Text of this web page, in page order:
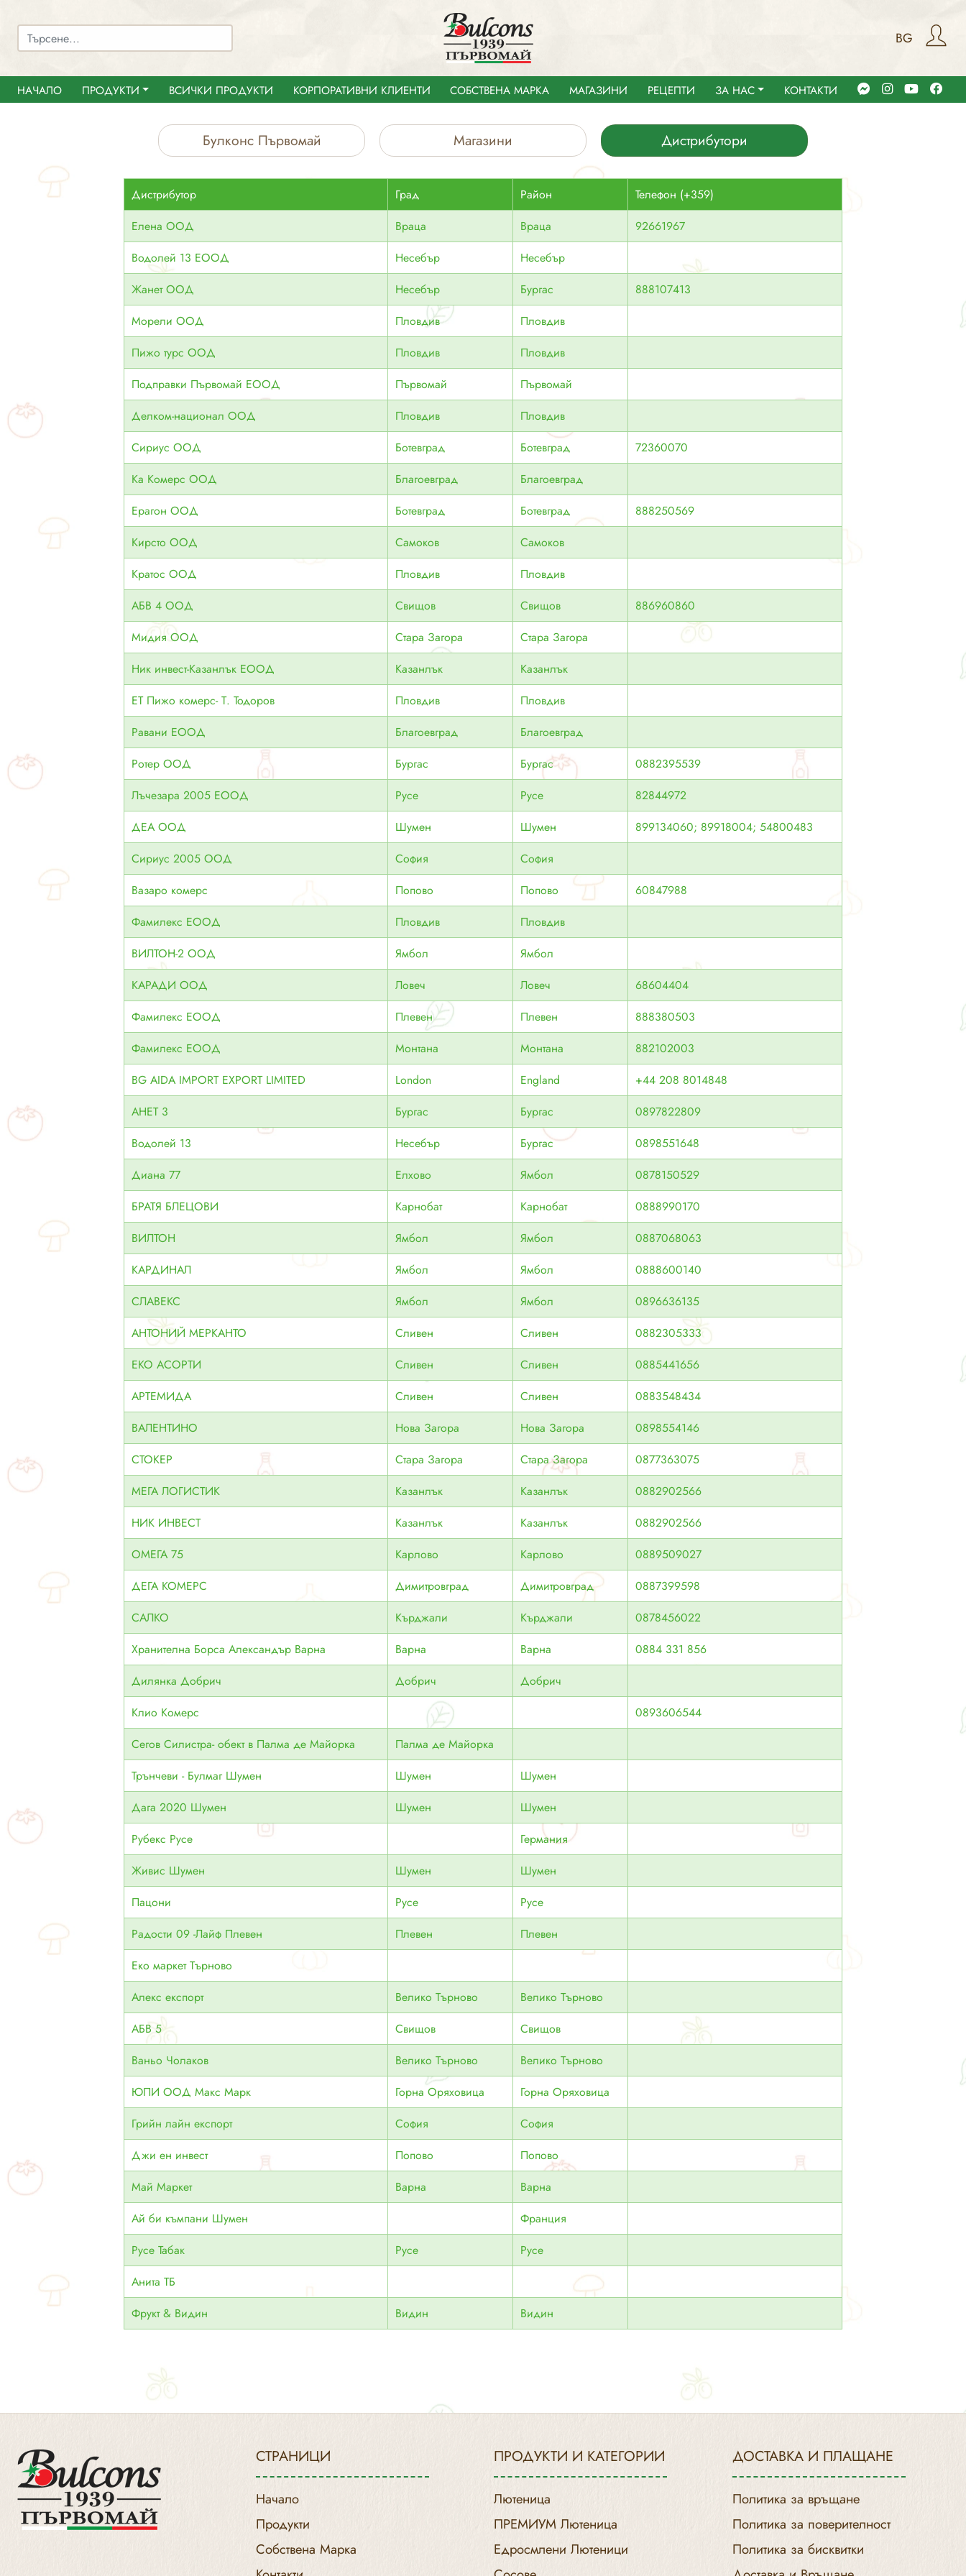
BG
НАЧАЛО ПРОДУКТИ ВСИЧКИ ПРОДУКТИ КОРПОРАТИВНИ КЛИЕНТИ СОБСТВЕНА МАРКА МАГАЗИНИ РЕЦЕПТИ ЗА НАС КОНТАКТИ
Булконс Първомай Магазини Дистрибутори
Дистрибутор Град Район
Телефон (+359)
Елена ООД
Враца Враца
92661967
Водолей 13 ЕООД
Несебър
Несебър
Жанет ООД
Несебър Бургас
888107413
Морели ООД
Пловдив
Пловдив
Пижо турс ООД
Пловдив
Пловдив
Подправки Първомай ЕООД
Първомай
Първомай
Делком-национал ООД
Пловдив
Пловдив
Сириус ООД
Ботевград Ботевград
72360070
Ка Комерс ООД
Благоевград
Благоевград
Ерагон ООД
Ботевград Ботевград
888250569
Кирсто ООД
Самоков
Самоков
Кратос ООД
Пловдив
Пловдив
АБВ 4 ООД
Свищов Свищов
886960860
Мидия ООД
Стара Загора
Стара Загора
Ник инвест-Казанлък ЕООД
Казанлък
Казанлък
ЕТ Пижо комерс- Т. Тодоров
Пловдив
Пловдив
Равани ЕООД
Благоевград
Благоевград
Ротер ООД
Бургас Бургас
0882395539
Лъчезара 2005 ЕООД
Русе Русе
82844972
ДЕА ООД
Шумен Шумен
899134060; 89918004; 54800483
Сириус 2005 ООД
София
София
Вазаро комерс
Попово Попово
60847988
Фамилекс ЕООД
Пловдив
Пловдив
ВИЛТОН-2 ООД
Ямбол
Ямбол
КАРАДИ ООД
Ловеч Ловеч
68604404
Фамилекс ЕООД
Плевен Плевен
888380503
Фамилекс ЕООД
Монтана Монтана
882102003
BG AIDA IMPORT EXPORT LIMITED
London England
+44 208 8014848
АНЕТ 3
Бургас Бургас
0897822809
Водолей 13
Несебър Бургас
0898551648
Диана 77
Елхово Ямбол
0878150529
БРАТЯ БЛЕЦОВИ
Карнобат Карнобат
0888990170
ВИЛТОН
Ямбол Ямбол
0887068063
КАРДИНАЛ
Ямбол Ямбол
0888600140
СЛАВЕКС
Ямбол Ямбол
0896636135
АНТОНИЙ МЕРКАНТО
Сливен Сливен
0882305333
ЕКО АСОРТИ
Сливен Сливен
0885441656
АРТЕМИДА
Сливен Сливен
0883548434
ВАЛЕНТИНО
Нова Загора Нова Загора
0898554146
СТОКЕР
Стара Загора Стара Загора
0877363075
МЕГА ЛОГИСТИК
Казанлък Казанлък
0882902566
НИК ИНВЕСТ
Казанлък Казанлък
0882902566
ОМЕГА 75
Карлово Карлово
0889509027
ДЕГА КОМЕРС
Димитровград Димитровград
0887399598
САЛКО
Кърджали Кърджали
0878456022
Хранителна Борса Александър Варна
Варна Варна
0884 331 856
Дилянка Добрич
Добрич
Добрич
Клио Комерс
0893606544
Сегов Силистра- обект в Палма де Майорка
Палма де Майорка
Трънчеви - Булмаг Шумен
Шумен
Шумен
Дага 2020 Шумен
Шумен
Шумен
Рубекс Русе
Германия
Живис Шумен
Шумен
Шумен
Пацони
Русе
Русе
Радости 09 -Лайф Плевен
Плевен
Плевен
Еко маркет Търново
Алекс експорт
Велико Търново
Велико Търново
АБВ 5
Свищов
Свищов
Ваньо Чолаков
Велико Търново
Велико Търново
ЮПИ ООД Макс Марк
Горна Оряховица
Горна Оряховица
Грийн лайн експорт
София
София
Джи ен инвест
Попово
Попово
Май Маркет
Варна
Варна
Ай би къмпани Шумен
Франция
Русе Табак
Русе
Русе
Анита ТБ
Фрукт & Видин
Видин Видин
СТРАНИЦИ
Начало
Продукти
Собствена Марка
ПРОДУКТИ И КАТЕГОРИИ
Лютеница
ПРЕМИУМ Лютеница
Едросмлени Лютеници
ДОСТАВКА И ПЛАЩАНЕ
Политика за връщане
Политика за поверителност
Политика за бисквитки